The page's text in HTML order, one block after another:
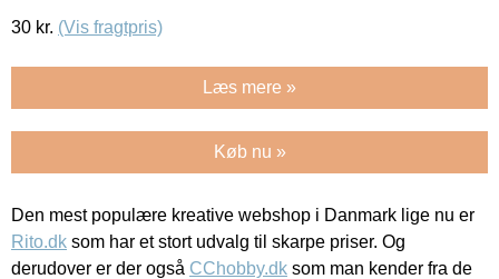
30 kr. (Vis fragtpris)
Læs mere »
Køb nu »
Den mest populære kreative webshop i Danmark lige nu er
Rito.dk som har et stort udvalg til skarpe priser. Og
derudover er der også CChobby.dk som man kender fra de